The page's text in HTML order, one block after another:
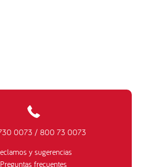
0073 / 800 73 0073
y sugerencias
Preguntas frecuentes